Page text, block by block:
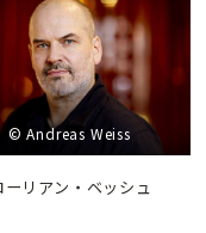
© Andreas Weiss
リアン・ベッシュ